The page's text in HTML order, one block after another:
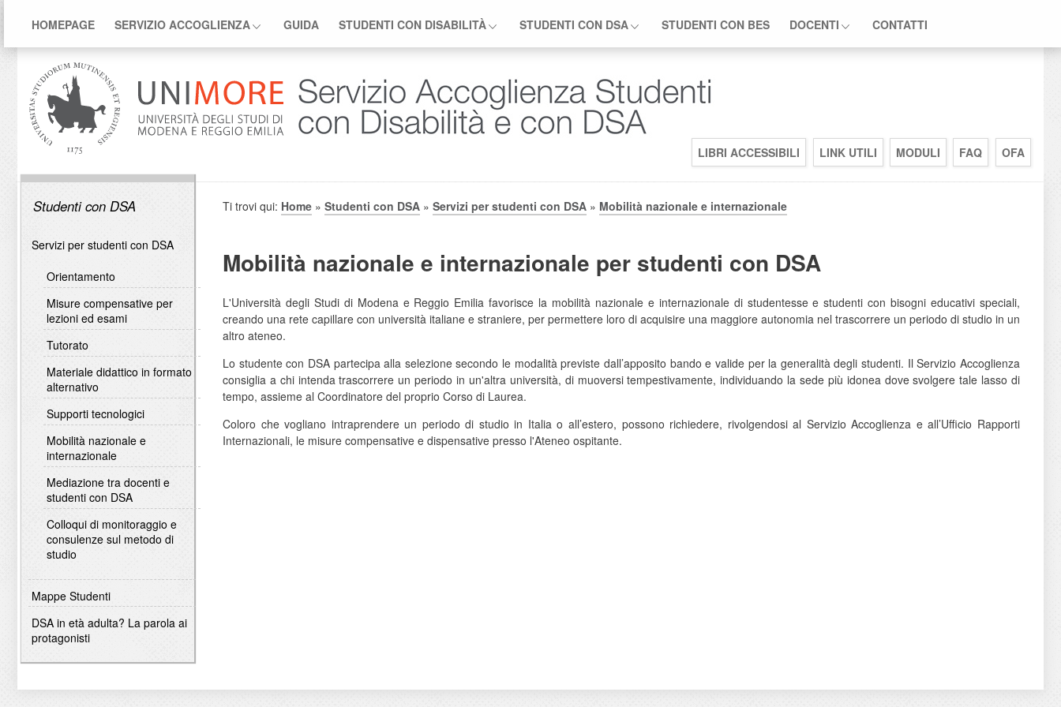
HOMEPAGE SERVIZIO ACCOGLIENZA GUIDA STUDENTI CON DISABILITÀ STUDENTI CON DSA STUDENTI CON BES DOCENTI CONTATTI
LIBRI ACCESSIBILI LINK UTILI MODULI FAQ OFA
Studenti con DSA
Servizi per studenti con DSA
Orientamento
Misure compensative per
lezioni ed esami
Tutorato
Materiale didattico in formato
alternativo
Supporti tecnologici
Mobilità nazionale e
internazionale
Mediazione tra docenti e
studenti con DSA
Colloqui di monitoraggio e
consulenze sul metodo di
studio
Mappe Studenti
DSA in età adulta? La parola ai
protagonisti
Ti trovi qui: Home » Studenti con DSA » Servizi per studenti con DSA » Mobilità nazionale e internazionale
Mobilità nazionale e internazionale per studenti con DSA
L'Università degli Studi di Modena e Reggio Emilia favorisce la mobilità nazionale e internazionale di studentesse e studenti con bisogni educativi speciali,
creando una rete capillare con università italiane e straniere, per permettere loro di acquisire una maggiore autonomia nel trascorrere un periodo di studio in un
altro ateneo.
Lo studente con DSA partecipa alla selezione secondo le modalità previste dall’apposito bando e valide per la generalità degli studenti. Il Servizio Accoglienza
consiglia a chi intenda trascorrere un periodo in un'altra università, di muoversi tempestivamente, individuando la sede più idonea dove svolgere tale lasso di
tempo, assieme al Coordinatore del proprio Corso di Laurea.
Coloro che vogliano intraprendere un periodo di studio in Italia o all’estero, possono richiedere, rivolgendosi al Servizio Accoglienza e all’Ufficio Rapporti
Internazionali, le misure compensative e dispensative presso l'Ateneo ospitante.